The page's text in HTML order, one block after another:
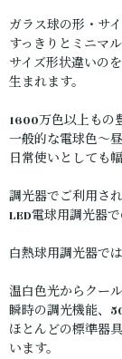
ガラス球の形・サ
すっきりとミニマ
サイズ形状違いの
生まれます。
1600万色以上もの
一般的な電球色～
日常使いとしても
調光器でご利用され
LED電球用調光器
白熱球用調光器で
温白色光からクー
瞬時の調光機能、
ほとんどの標準器
います。